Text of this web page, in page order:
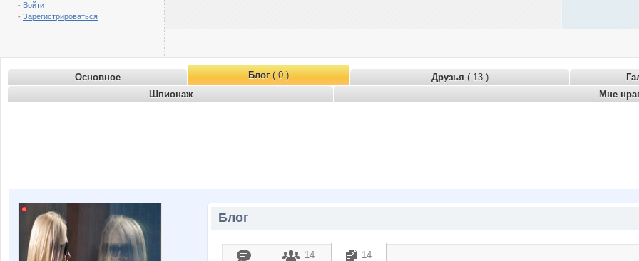
- Войти
- Зарегистрироваться
Основное Блог( 0 ) Друзья ( 13 )
Шпионаж
Мне
Блог
14 14